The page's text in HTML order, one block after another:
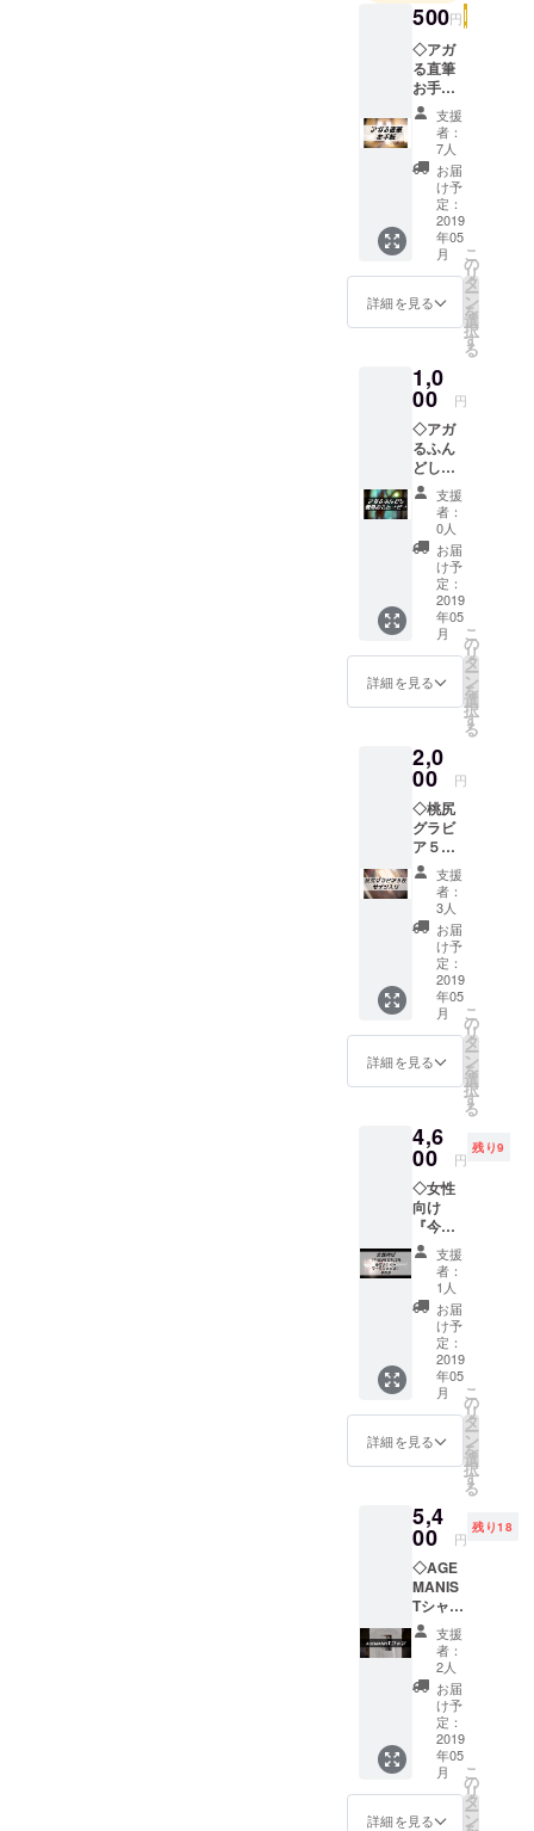
500円
◇アガ
る直筆
お手紙
一人ひ
とりに
アガる
気持ち
を込め
て。
（住所
不要、
メール
にて直
筆お手
紙を写
メして
す。）
支援
者：
7人
お届
け予
定：
2019
年05
月
詳細を見る
こ
の
リ
タ
ー
ン
を
選
択
す
る
1,0
00 円
◇アガ
るふん
どし着
用お礼
ムー
ビー
（あな
た専
用） ふ
んどし
を履い
て、感
謝いっ
ぱいの
メッ
セージ
でお届
け♡
メール
にて、
限定
URL（Y
ouTube
）をお
送りい
たしま
す。
支援
者：
0人
お届
け予
定：
2019
年05
月
詳細を見る
こ
の
リ
タ
ー
ン
を
選
択
す
る
2,0
00 円
◇桃尻
グラビ
ア５枚
サイン
入り(書
いたこ
とない
けどね
ん♡) 厳
選した
お気に
入りの
アガる
桃尻写
真に、
サイン
てお送
りしま
す。
支援
者：
3人
お届
け予
定：
2019
年05
月
詳細を見る
こ
の
リ
タ
ー
ン
を
選
択
す
る
4,6
00 円
残り9
◇女性
向け
『今日
からだ
れでも
あげま
ニスト
ワーク
ショッ
プ』参
加券 今
日から
だれで
も あげ
まニス
ト講座
つの花
園〜♀限
定にご
招待い
たしま
す。 ５
月１８
日 １３
時〜１
５時
つくば
エクス
プレス
八潮駅
近く
（レン
タルス
支援
者：
1人
お届
け予
定：
2019
年05
月
詳細を見る
こ
の
リ
タ
ー
ン
を
選
択
す
る
5,4
00 円
残り18
◇AGE
MANIS
Tシャツ
普段使
いしや
すい桃
尻Tシャ
ツで
す。
S、M、
Lからお
選びい
ただけ
ます。
支援
者：
2人
お届
け予
定：
2019
年05
月
詳細を見る
こ
の
リ
タ
ー
ン